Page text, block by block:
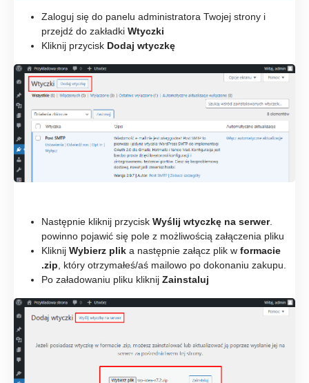
Zaloguj się do panelu administratora Twojej strony i
przejdź do zakładki Wtyczki
Kliknij przycisk Dodaj wtyczkę
Następnie kliknij przycisk Wyślij wtyczkę na serwer.
powinno pojawić się pole z możliwością załączenia pliku
Kliknij Wybierz plik a następnie załącz plik w formacie
.zip, który otrzymałeś/aś mailowo po dokonaniu zakupu.
Po załadowaniu pliku kliknij Zainstaluj